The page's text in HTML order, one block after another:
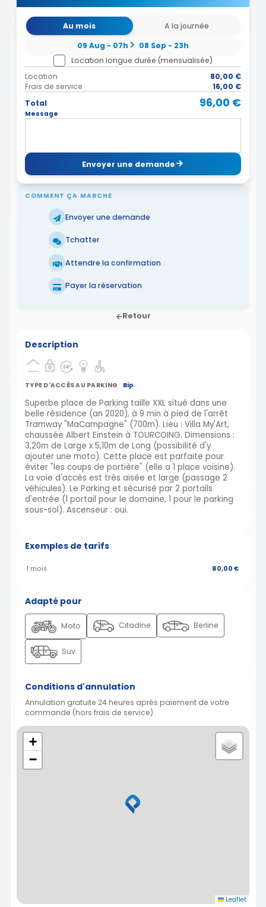
Au mois
A la journée
09 Aug - 07h
08 Sep - 23h
Location longue durée (mensualisée)
Location
80,00 €
Frais de service
16,00 €
Total
96,00 €
Message
Envoyer une demande
COMMENT ÇA MARCHE
Envoyer une demande
Tchatter
Attendre la confirmation
Payer la réservation
Retour
Description
TYPE D'ACCÈS AU PARKING Bip
Superbe place de Parking taille XXL situé dans une
belle résidence (an 2020), à 9 min à pied de l'arrêt
Tramway "MaCampagne" (700m). Lieu : Villa My'Art,
chaussée Albert Einstein à TOURCOING. Dimensions :
3,20m de Large x 5,10m de Long (possibilité d'y
ajouter une moto). Cette place est parfaite pour
éviter "les coups de portière" (elle a 1 place voisine).
La voie d'accès est très aisée et large (passage 2
véhicules). Le Parking et sécurisé par 2 portails
d'entrée (1 portail pour le domaine, 1 pour le parking
sous-sol). Ascenseur : oui.
Exemples de tarifs
1 mois 80,00 €
Adapté pour
Moto Citadine Berline
Suv
Conditions d'annulation
Annulation gratuite 24 heures après paiement de votre
commande (hors frais de service)
+
−
Leaflet